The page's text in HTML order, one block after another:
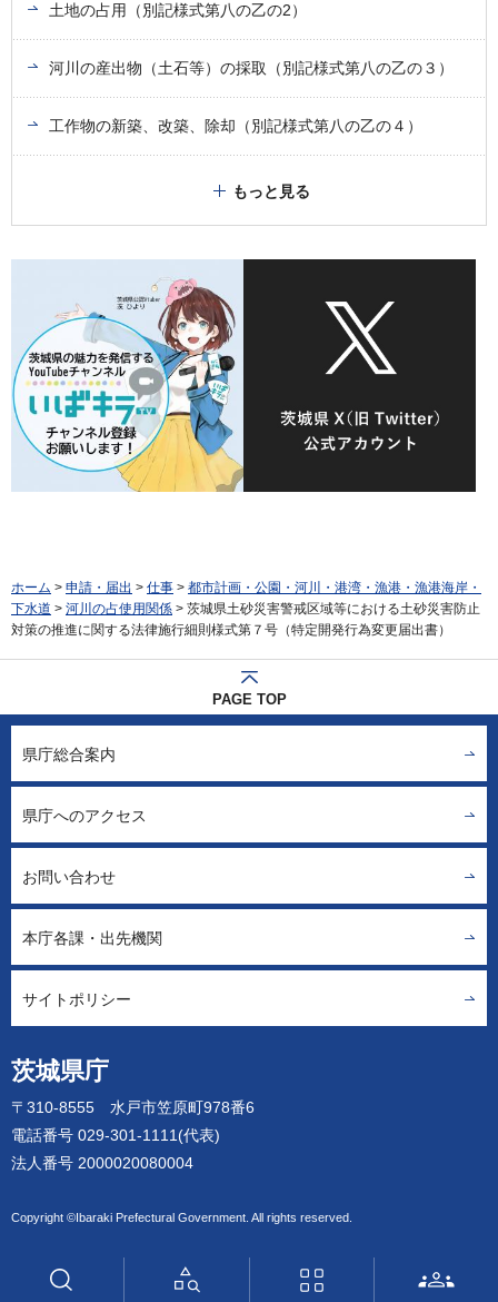
土地の占用（別記様式第八の乙の2）
河川の産出物（土石等）の採取（別記様式第八の乙の３）
工作物の新築、改築、除却（別記様式第八の乙の４）
もっと見る
ホーム > 申請・届出 > 仕事 > 都市計画・公園・河川・港湾・漁港・漁港海岸・
下水道 > 河川の占使用関係 > 茨城県土砂災害警戒区域等における土砂災害防止
対策の推進に関する法律施行細則様式第７号（特定開発行為変更届出書）
PAGE TOP
茨城県庁
〒310-8555 水戸市笠原町978番6
電話番号 029-301-1111(代表)
法人番号 2000020080004
Copyright ©Ibaraki Prefectural Government. All rights reserved.
県庁総合案内
県庁へのアクセス
お問い合わせ
本庁各課・出先機関
サイトポリシー